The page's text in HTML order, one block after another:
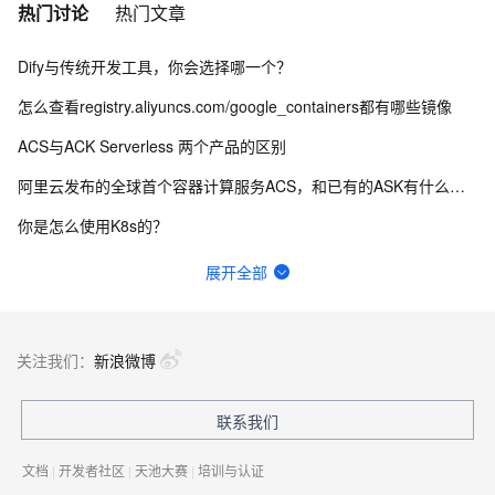
热门讨论 热门文章
Dify与传统开发工具，你会选择哪一个？
怎么查看registry.aliyuncs.com/google_containers都有哪些镜像
ACS与ACK Serverless 两个产品的区别
阿里云发布的全球首个容器计算服务ACS，和已有的ASK有什么区别
你是怎么使用K8s的？
容器服务ACK阿里镜像仓库哪里可以看到所有的镜像版本？
容器服务ACK的这两个有啥区别呢？
ISW、CSW、OMR分别是什么网络的缩写
展开全部
关注我们： 新浪微博
联系我们
文档 | 开发者社区 | 天池大赛 | 培训与认证